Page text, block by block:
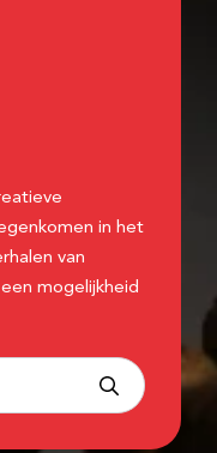
in het
van
mogelijkheid